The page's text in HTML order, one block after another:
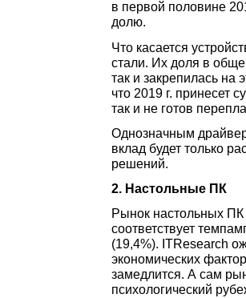
в первой половине
долю.
Что касается
стали. Их доля в
так и закрепилась на
что 2019 г. принесет
так и не готов
Однозначным
вклад будет только
решений.
2. Настольные ПК
Рынок настольных ПК
соответствует
(19,4%). ITResearch
экономических
замедлится. А сам
психологический